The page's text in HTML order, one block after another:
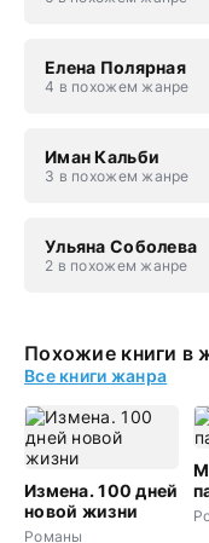
Елена Полярная
4 в похожем жанре
Иман Кальби
3 в похожем жанре
Ульяна Соболева
2 в похожем жанре
Похожие книги в
Все книги жанра
Измена. 100 дней
новой жизни
Романы